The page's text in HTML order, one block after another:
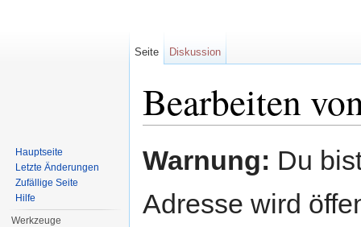
Bearbeiten
Warnung: Du
Adresse wird
Seite Diskussion
Hauptseite
Letzte Änderungen
Zufällige Seite
Hilfe
Werkzeuge